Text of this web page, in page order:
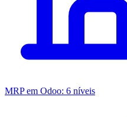
MRP em Odoo: 6 níveis